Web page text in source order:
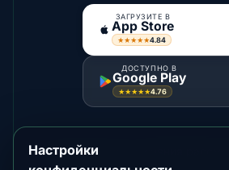
ЗАГРУЗИТЕ В
App Store
★★★★★4.84
ДОСТУПНО В
Google Play
★★★★★4.76
Для более яркого сияния
Настройки